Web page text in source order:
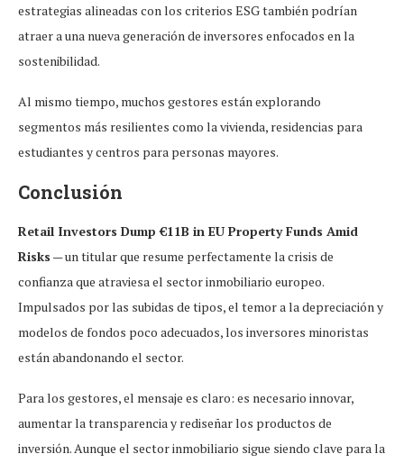
estrategias alineadas con los criterios ESG también podrían
atraer a una nueva generación de inversores enfocados en la
sostenibilidad.
Al mismo tiempo, muchos gestores están explorando
segmentos más resilientes como la vivienda, residencias para
estudiantes y centros para personas mayores.
Conclusión
Retail Investors Dump €11B in EU Property Funds Amid
Risks — un titular que resume perfectamente la crisis de
confianza que atraviesa el sector inmobiliario europeo.
Impulsados por las subidas de tipos, el temor a la depreciación y
modelos de fondos poco adecuados, los inversores minoristas
están abandonando el sector.
Para los gestores, el mensaje es claro: es necesario innovar,
aumentar la transparencia y rediseñar los productos de
inversión. Aunque el sector inmobiliario sigue siendo clave para la